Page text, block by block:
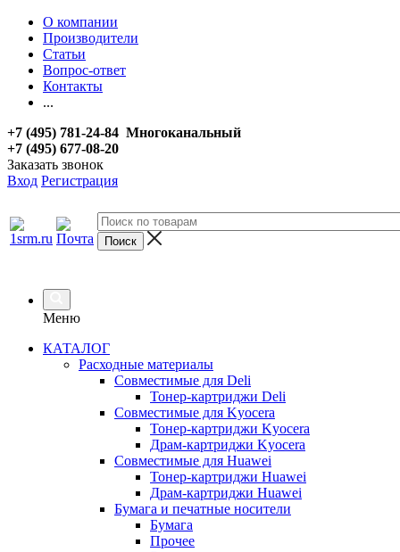
О компании
Производители
Статьи
Вопрос-ответ
Контакты
...
+7 (495) 781-24-84 Многоканальный
+7 (495) 677-08-20
Заказать звонок
Вход Регистрация
Меню
КАТАЛОГ
Расходные материалы
Совместимые для Deli
Тонер-картриджи Deli
Совместимые для Kyocera
Тонер-картриджи Kyocera
Драм-картриджи Kyocera
Совместимые для Huawei
Тонер-картриджи Huawei
Драм-картриджи Huawei
Бумага и печатные носители
Бумага
Прочее